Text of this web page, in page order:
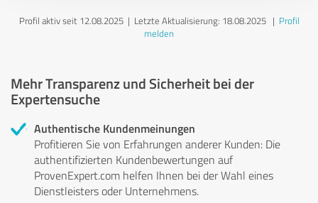
Profil aktiv seit 12.08.2025 | Letzte Aktualisierung: 18.08.2025| Profil
melden
Mehr Transparenz und Sicherheit bei der
Expertensuche
Authentische Kundenmeinungen
Profitieren Sie von Erfahrungen anderer Kunden: Die
authentifizierten Kundenbewertungen auf
ProvenExpert.com helfen Ihnen bei der Wahl eines
Dienstleisters oder Unternehmens.